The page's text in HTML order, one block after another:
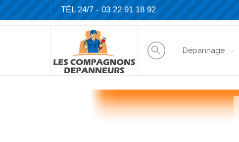
TÉL 24/7 - 03 22 91 18 92
Dépannage